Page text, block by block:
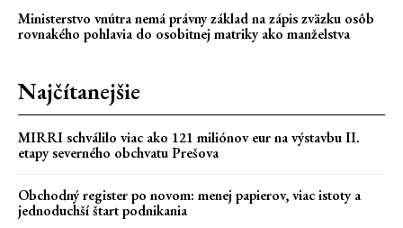
Ministerstvo vnútra nemá právny základ na zápis zväzku osôb
rovnakého pohlavia do osobitnej matriky ako manželstva
Najčítanejšie
MIRRI schválilo viac ako 121 miliónov eur na výstavbu II.
etapy severného obchvatu Prešova
Obchodný register po novom: menej papierov, viac istoty a
jednoduchší štart podnikania